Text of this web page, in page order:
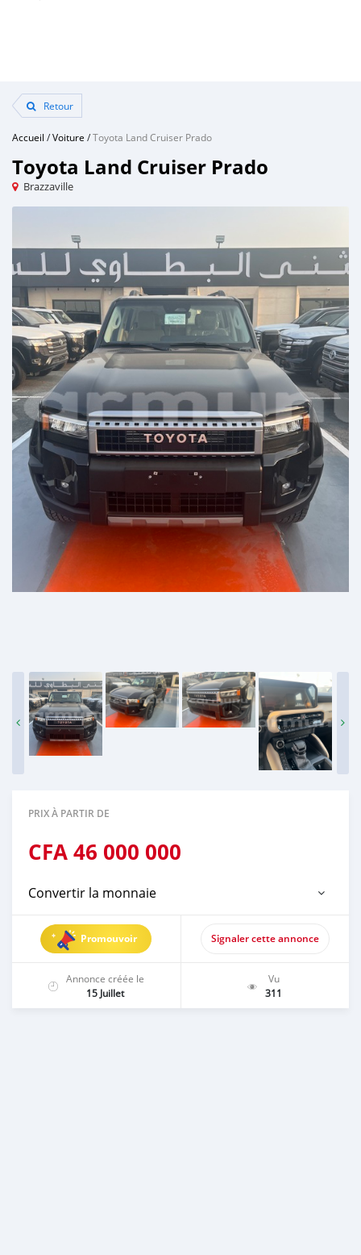
Retour
Accueil /Voiture /Toyota Land Cruiser Prado
Toyota Land Cruiser Prado
Brazzaville
PRIX À PARTIR DE
CFA46 000 000
Convertir la monnaie
Promouvoir Signaler cette annonce
Annonce créée le
15 Juillet
Vu
311